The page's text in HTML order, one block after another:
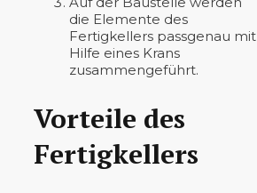
die Elemente des
Fertigkellers passgenau mit
Hilfe eines Krans
zusammengeführt.
Vorteile des
Fertigkellers